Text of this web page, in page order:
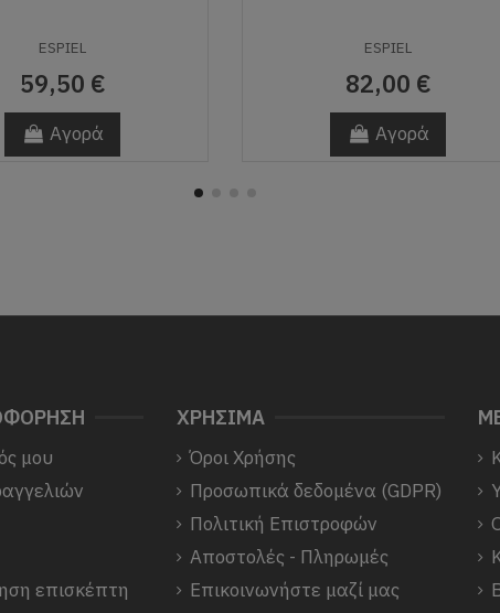
ESPIEL
59,50 €
Αγορά
ESPIEL
82,00 €
Αγορά
μου
επισκέπτη
ΧΡΗΣΙΜΑ
Όροι Χρήσης
Προσωπικά δεδομένα (GDPR)
Πολιτική Επιστροφών
Αποστολές - Πληρωμές
Επικοινωνήστε μαζί μας